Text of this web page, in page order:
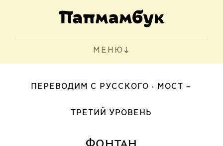
МЕНЮ
ПЕРЕВОДИМ С РУССКОГО МОСТ –
ТРЕТИЙ УРОВЕНЬ